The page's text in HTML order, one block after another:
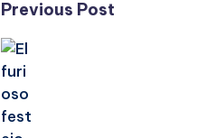
Post
navigation
Previous Post